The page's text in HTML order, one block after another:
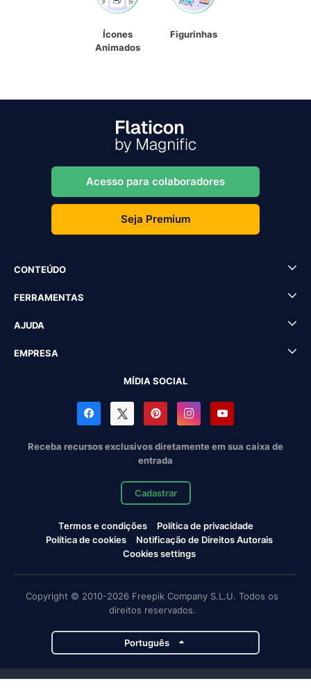
Ícones
Animados
Figurinhas
Acesso para colaboradores
Seja Premium
CONTEÚDO
FERRAMENTAS
AJUDA
EMPRESA
MÍDIA SOCIAL
Receba recursos exclusivos diretamente em sua caixa de
entrada
Cadastrar
Termos e condições
Política de privacidade
Política de cookies
Notificação de Direitos Autorais
Cookies settings
Copyright © 2010-2026 Freepik Company S.L.U. Todos os
direitos reservados.
Português